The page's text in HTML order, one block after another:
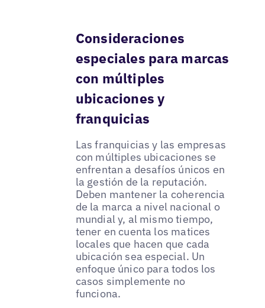
Consideraciones
especiales para marcas
con múltiples
ubicaciones y
franquicias
Las franquicias y las empresas
con múltiples ubicaciones se
enfrentan a desafíos únicos en
la gestión de la reputación.
Deben mantener la coherencia
de la marca a nivel nacional o
mundial y, al mismo tiempo,
tener en cuenta los matices
locales que hacen que cada
ubicación sea especial. Un
enfoque único para todos los
casos simplemente no
funciona.